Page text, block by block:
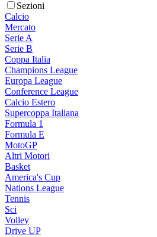
Sezioni
Calcio
Mercato
Serie A
Serie B
Coppa Italia
Champions League
Europa League
Conference League
Calcio Estero
Supercoppa Italiana
Formula 1
Formula E
MotoGP
Altri Motori
Basket
America's Cup
Nations League
Tennis
Sci
Volley
Drive UP